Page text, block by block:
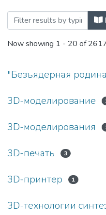
Browsing
Now showing 1 - 20 of
"Безъядерная
3D-моделирование
3D-моделирования
3D-печать 3
3D-принтер 1
3D-технологии